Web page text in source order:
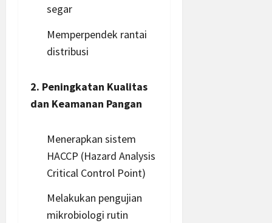
segar
Memperpendek rantai
distribusi
2. Peningkatan Kualitas
dan Keamanan Pangan
Menerapkan sistem
HACCP (Hazard Analysis
Critical Control Point)
Melakukan pengujian
mikrobiologi rutin